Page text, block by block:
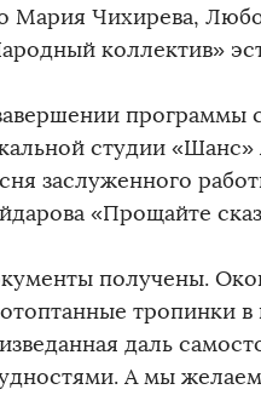
Мария Чихирева,
коллектив»
программы
студии
заслуженного
«Прощайте
получены.
тропинки
даль
А мы